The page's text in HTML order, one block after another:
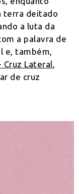
terra deitado
a luta da
a palavra de
e, também,
Cruz Lateral,
de cruz